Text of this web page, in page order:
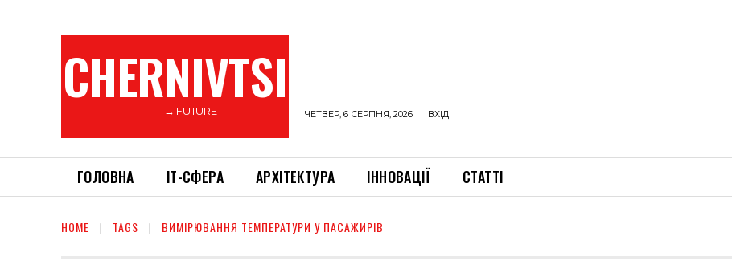
CHERNIVTSI
———→ FUTURE ЧЕТВЕР, 6 СЕРПНЯ, 2026 ВХІД
ГОЛОВНА ІТ-СФЕРА АРХІТЕКТУРА ІННОВАЦІЇ СТАТТІ
HOME TAGS ВИМІРЮВАННЯ ТЕМПЕРАТУРИ У ПАСАЖИРІВ